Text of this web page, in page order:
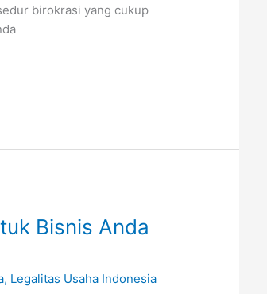
birokrasi yang cukup
Bisnis Anda
, Legalitas Usaha Indonesia